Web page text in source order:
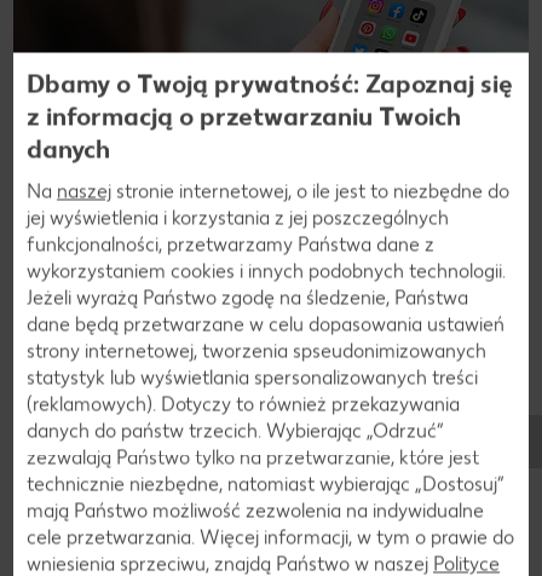
Dołącz do nas na FB, Instagramie i TikToku!
Bądź zawsze na bieżąco! Nie przegap żadnej okazji,
żadnego naszego konkursu. Zostań naszym fanem!
Dołącz do nas!
Aplikacja Kaufland
Dbamy o Twoją prywatność: Zapoznaj się
z informacją o przetwarzaniu Twoich
danych
Na naszej stronie internetowej, o ile jest to niezbędne do
jej wyświetlenia i korzystania z jej poszczególnych
funkcjonalności, przetwarzamy Państwa dane z
wykorzystaniem cookies i innych podobnych technologii.
Jeżeli wyrażą Państwo zgodę na śledzenie, Państwa
dane będą przetwarzane w celu dopasowania ustawień
strony internetowej, tworzenia spseudonimizowanych
statystyk lub wyświetlania spersonalizowanych treści
(reklamowych). Dotyczy to również przekazywania
danych do państw trzecich. Wybierając „Odrzuć“
zezwalają Państwo tylko na przetwarzanie, które jest
technicznie niezbędne, natomiast wybierając „Dostosuj”
mają Państwo możliwość zezwolenia na indywidualne
cele przetwarzania. Więcej informacji, w tym o prawie do
wniesienia sprzeciwu, znajdą Państwo w naszej Polityce